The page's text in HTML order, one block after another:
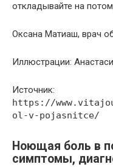
откладывайте на
Оксана Матиаш, врач
Иллюстрации:
Источник:
https://
ol-v-pojasnitce/
Ноющая боль в
симптомы,